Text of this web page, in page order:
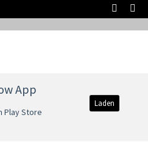
App
Play Store
Laden